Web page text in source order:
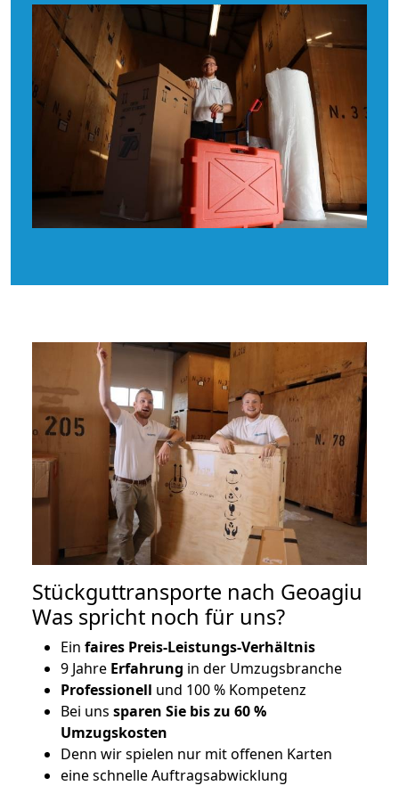
Stückguttransporte nach Geoagiu
Was spricht noch für uns?
Ein faires Preis-Leistungs-Verhältnis
9 Jahre Erfahrung in der Umzugsbranche
Professionell und 100 % Kompetenz
Bei uns sparen Sie bis zu 60 %
Umzugskosten
Denn wir spielen nur mit offenen Karten
eine schnelle Auftragsabwicklung